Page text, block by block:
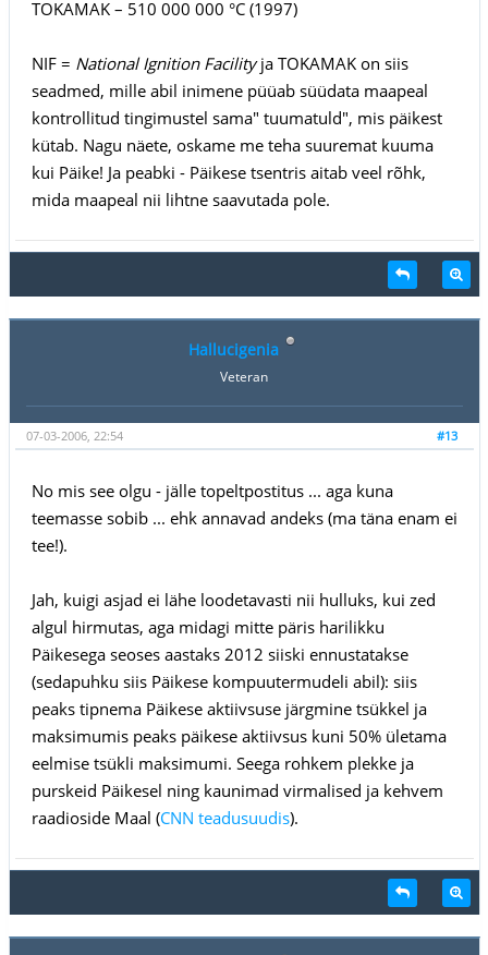
TOKAMAK – 510 000 000 °C (1997)
NIF = National Ignition Facilityja TOKAMAK on siis
seadmed, mille abil inimene püüab süüdata maapeal
kontrollitud tingimustel sama" tuumatuld", mis päikest
kütab. Nagu näete, oskame me teha suuremat kuuma
kui Päike! Ja peabki - Päikese tsentris aitab veel rõhk,
mida maapeal nii lihtne saavutada pole.
Hallucigenia
Veteran
#13
07-03-2006, 22:54
No mis see olgu - jälle topeltpostitus ... aga kuna
teemasse sobib ... ehk annavad andeks (ma täna enam ei
tee!).
Jah, kuigi asjad ei lähe loodetavasti nii hulluks, kui zed
algul hirmutas, aga midagi mitte päris harilikku
Päikesega seoses aastaks 2012 siiski ennustatakse
(sedapuhku siis Päikese kompuutermudeli abil): siis
peaks tipnema Päikese aktiivsuse järgmine tsükkel ja
maksimumis peaks päikese aktiivsus kuni 50% ületama
eelmise tsükli maksimumi. Seega rohkem plekke ja
purskeid Päikesel ning kaunimad virmalised ja kehvem
raadioside Maal (CNN teadusuudis).